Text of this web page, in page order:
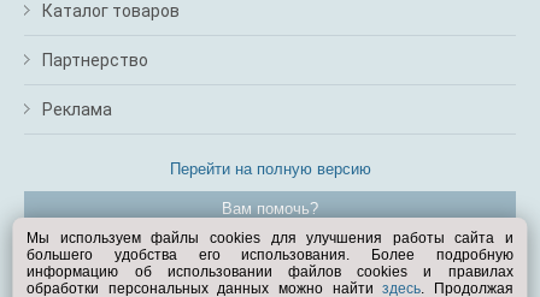
Каталог товаров
Партнерство
Реклама
Перейти на полную версию
Вам помочь?
© Exist.ru 1998—2026
Мы используем файлы cookies для улучшения работы сайта и
большего удобства его использования. Более подробную
информацию об использовании файлов cookies и правилах
обработки персональных данных можно найтиздесь. Продолжая